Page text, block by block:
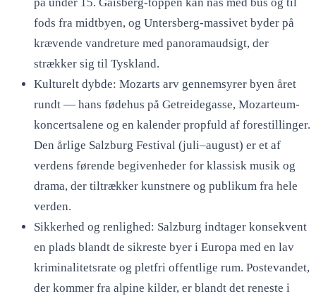
på under 15. Gaisberg-toppen kan nås med bus og til
fods fra midtbyen, og Untersberg-massivet byder på
krævende vandreture med panoramaudsigt, der
strækker sig til Tyskland.
Kulturelt dybde: Mozarts arv gennemsyrer byen året
rundt — hans fødehus på Getreidegasse, Mozarteum-
koncertsalene og en kalender propfuld af forestillinger.
Den årlige Salzburg Festival (juli–august) er et af
verdens førende begivenheder for klassisk musik og
drama, der tiltrækker kunstnere og publikum fra hele
verden.
Sikkerhed og renlighed: Salzburg indtager konsekvent
en plads blandt de sikreste byer i Europa med en lav
kriminalitetsrate og pletfri offentlige rum. Postevandet,
der kommer fra alpine kilder, er blandt det reneste i